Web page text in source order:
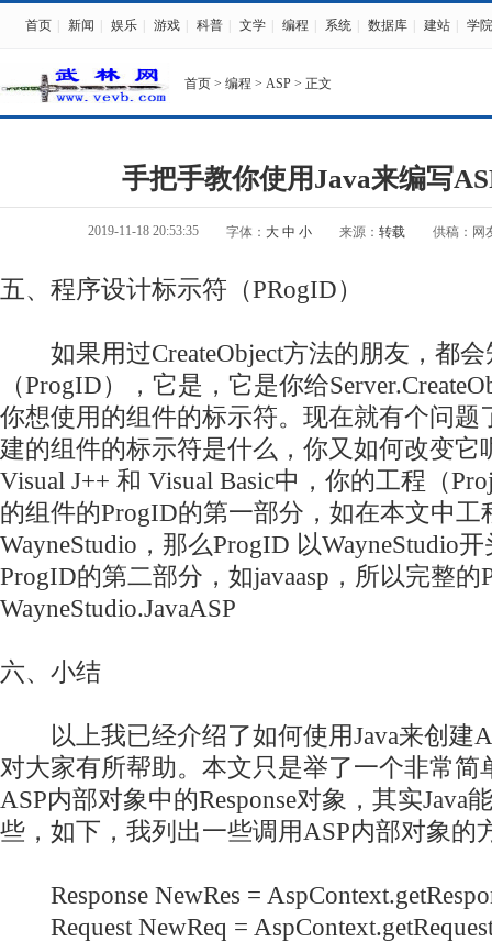
首页 新闻 娱乐 游戏 科普 文学 编程 系统 数据库 建站 学院
首页 > 编程 > ASP > 正文
手把手教你使用Java来编写
2019-11-18 20:53:35 字体： 大 中 小 来源： 转载 供稿：网
五、程序设计标示符（PRogID）
如果用过CreateObject方法的朋友，都会
（ProgID），它是，它是你给
你想使用的组件的标示符。现在就有个问题
建的组件的标示符是什么，你又如何改变它
Visual J++ 和 Visual Basic中，你的工程（
的组件的ProgID的第一部分，如在本文中工
WayneStudio，那么ProgID 以WayneStudio
ProgID的第二部分，如javaasp ，所以完整
WayneStudio.JavaASP
六、小结
以上我已经介绍了如何使用Java来创建
对大家有所帮助。本文只是举了一个非常简
ASP内部对象中的Response对象，其实Java
些，如下，我列出一些调用ASP内部对象的
Response NewRes =
Request NewReq =